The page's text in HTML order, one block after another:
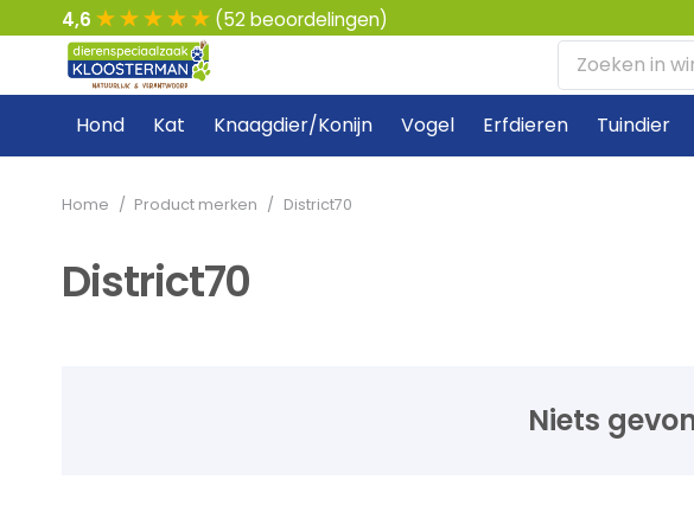
4,6 (52 beoordelingen)
Hond Kat Knaagdier/Konijn Vogel Erfdieren Tuindier
Home / Product merken / District70
District70
Niets